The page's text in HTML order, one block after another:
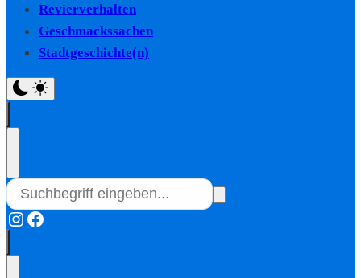
Revierverhalten
Geschmackssachen
Stadtgeschichte(n)
Instagram
Facebook